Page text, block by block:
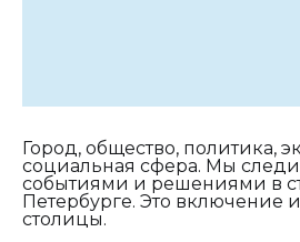
Город, общество, политика,
социальная сфера. Мы
событиями и решениями в
Петербурге. Это включение
столицы.